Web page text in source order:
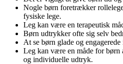
Nogle børn foretrækker
fysiske lege.
Leg kan være en terapeutisk
Børn udtrykker ofte sig selv
At se børn glade og engagerede
Leg kan være en måde for børn
og individuelle udtryk.